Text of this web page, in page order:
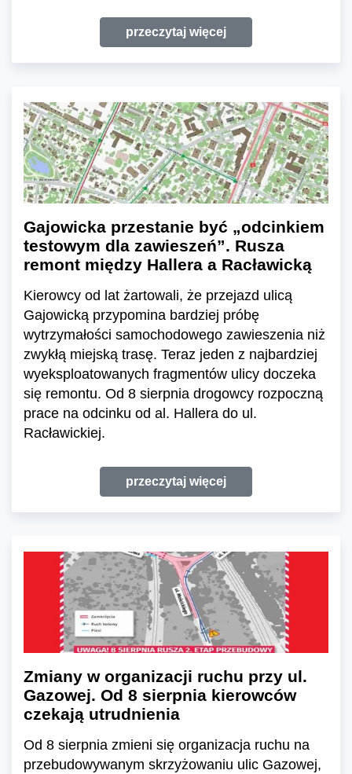
przeczytaj więcej
Gajowicka przestanie być „odcinkiem
testowym dla zawieszeń”. Rusza
remont między Hallera a Racławicką
Kierowcy od lat żartowali, że przejazd ulicą
Gajowicką przypomina bardziej próbę
wytrzymałości samochodowego zawieszenia niż
zwykłą miejską trasę. Teraz jeden z najbardziej
wyeksploatowanych fragmentów ulicy doczeka
się remontu. Od 8 sierpnia drogowcy rozpoczną
prace na odcinku od al. Hallera do ul.
Racławickiej.
przeczytaj więcej
Zmiany w organizacji ruchu przy ul.
Gazowej. Od 8 sierpnia kierowców
czekają utrudnienia
Od 8 sierpnia zmieni się organizacja ruchu na
przebudowywanym skrzyżowaniu ulic Gazowej,